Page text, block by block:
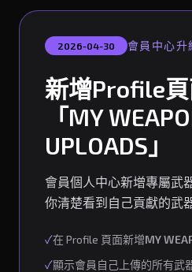
2026-04-30 會員中心升
新增Profile
「MY
UPLOADS」
會員個人中心新增專屬武
你清楚看到自己貢獻的武
✓在 Profile 頁面新增MY
✓顯示會員自己上傳的所有武